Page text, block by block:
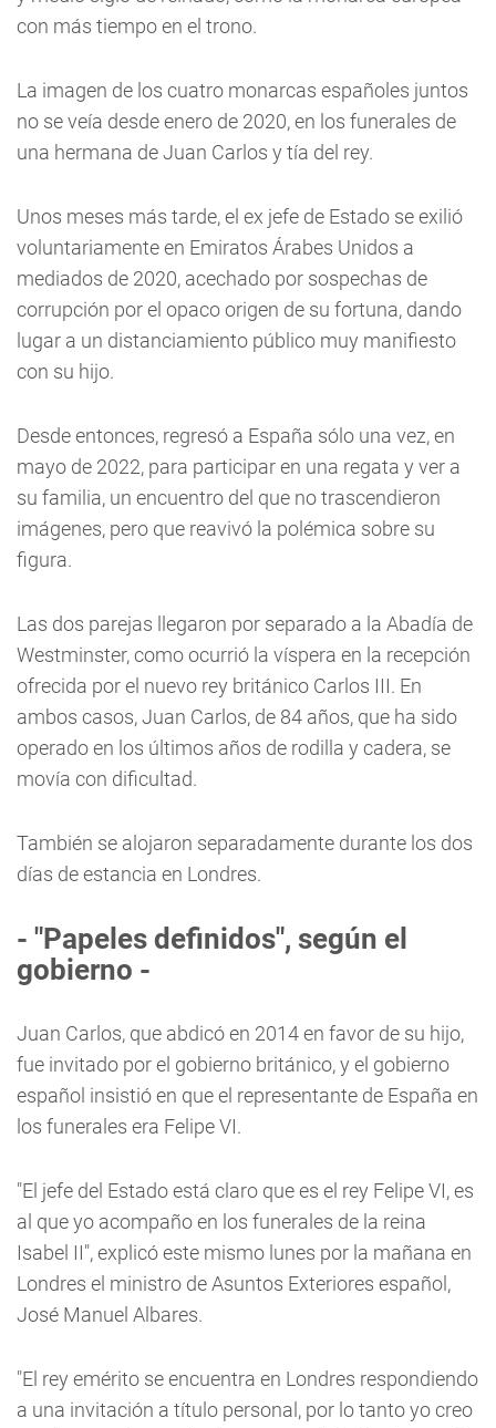
con más tiempo en el trono.
La imagen de los cuatro monarcas españoles juntos
no se veía desde enero de 2020, en los funerales de
una hermana de Juan Carlos y tía del rey.
Unos meses más tarde, el ex jefe de Estado se exilió
voluntariamente en Emiratos Árabes Unidos a
mediados de 2020, acechado por sospechas de
corrupción por el opaco origen de su fortuna, dando
lugar a un distanciamiento público muy manifiesto
con su hijo.
Desde entonces, regresó a España sólo una vez, en
mayo de 2022, para participar en una regata y ver a
su familia, un encuentro del que no trascendieron
imágenes, pero que reavivó la polémica sobre su
figura.
Las dos parejas llegaron por separado a la Abadía de
Westminster, como ocurrió la víspera en la recepción
ofrecida por el nuevo rey británico Carlos III. En
ambos casos, Juan Carlos, de 84 años, que ha sido
operado en los últimos años de rodilla y cadera, se
movía con dificultad.
También se alojaron separadamente durante los dos
días de estancia en Londres.
- "Papeles definidos", según el
gobierno -
Juan Carlos, que abdicó en 2014 en favor de su hijo,
fue invitado por el gobierno británico, y el gobierno
español insistió en que el representante de España en
los funerales era Felipe VI.
"El jefe del Estado está claro que es el rey Felipe VI, es
al que yo acompaño en los funerales de la reina
Isabel II", explicó este mismo lunes por la mañana en
Londres el ministro de Asuntos Exteriores español,
José Manuel Albares.
"El rey emérito se encuentra en Londres respondiendo
a una invitación a título personal, por lo tanto yo creo